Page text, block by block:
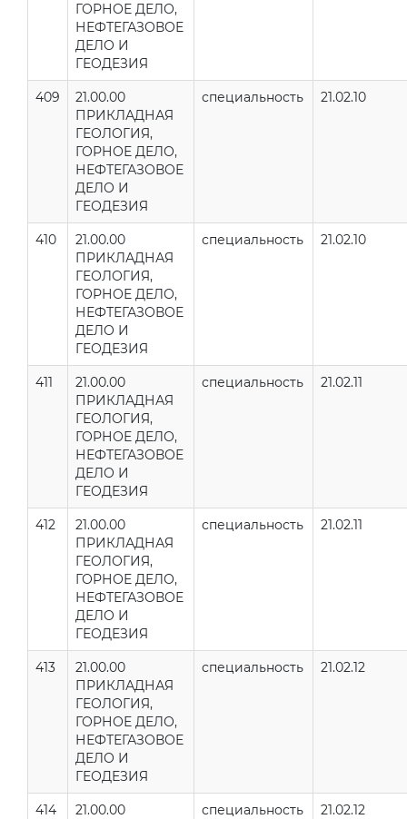
ГОРНОЕ ДЕЛО,
НЕФТЕГАЗОВОЕ
ДЕЛО И
ГЕОДЕЗИЯ
409
21.00.00
ПРИКЛАДНАЯ
ГЕОЛОГИЯ,
ГОРНОЕ ДЕЛО,
НЕФТЕГАЗОВОЕ
ДЕЛО И
ГЕОДЕЗИЯ
специальность 21.02.10
410
21.00.00
ПРИКЛАДНАЯ
ГЕОЛОГИЯ,
ГОРНОЕ ДЕЛО,
НЕФТЕГАЗОВОЕ
ДЕЛО И
ГЕОДЕЗИЯ
специальность 21.02.10
411
21.00.00
ПРИКЛАДНАЯ
ГЕОЛОГИЯ,
ГОРНОЕ ДЕЛО,
НЕФТЕГАЗОВОЕ
ДЕЛО И
ГЕОДЕЗИЯ
специальность 21.02.11
412
21.00.00
ПРИКЛАДНАЯ
ГЕОЛОГИЯ,
ГОРНОЕ ДЕЛО,
НЕФТЕГАЗОВОЕ
ДЕЛО И
ГЕОДЕЗИЯ
специальность 21.02.11
413
21.00.00
ПРИКЛАДНАЯ
ГЕОЛОГИЯ,
ГОРНОЕ ДЕЛО,
НЕФТЕГАЗОВОЕ
ДЕЛО И
ГЕОДЕЗИЯ
специальность 21.02.12
414
21.00.00
специальность 21.02.12